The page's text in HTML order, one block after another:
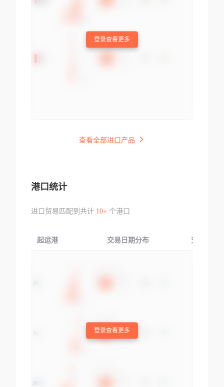
登录查看更多
查看全部进口产品
港口统计
进口贸易匹配到共计 10+个港口
起运港 交易日期分布 交易产品
登录查看更多